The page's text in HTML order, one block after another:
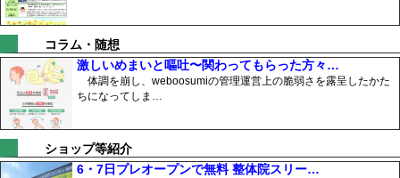
コラム・随想
激しいめまいと嘔吐〜関わってもらった方々…
体調を崩し、weboosumiの管理運営上の脆弱さを露呈したかた
ちになってしま…
ショップ等紹介
6・7日プレオープンで無料 整体院スリー…